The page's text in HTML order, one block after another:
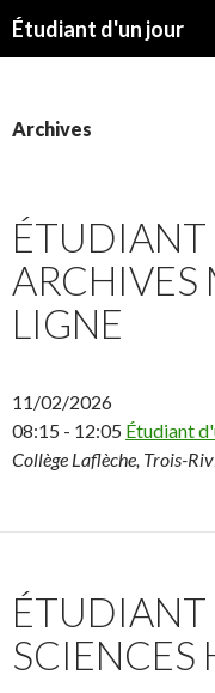
Étudiant d'un jour
Archives
ÉTUDIANT
ARCHIVES
LIGNE
11/02/2026
08:15 - 12:05 Étudiant
Collège Laflèche, Trois-
ÉTUDIANT
SCIENCES